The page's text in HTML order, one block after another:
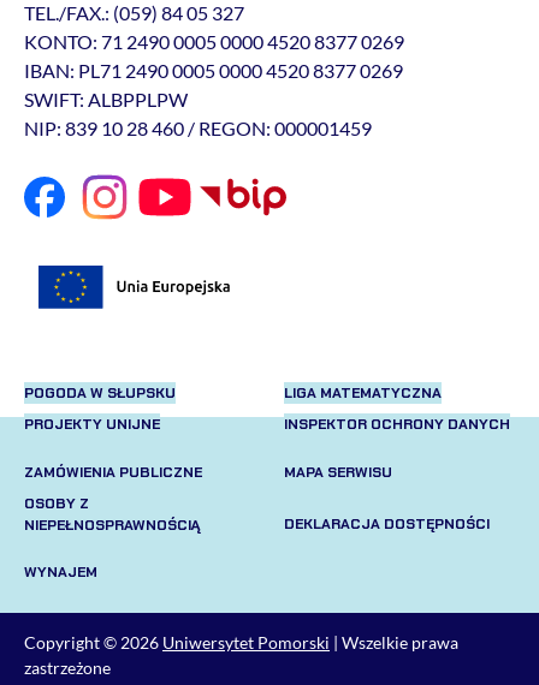
TEL./FAX.: (059) 84 05 327
KONTO: 71 2490 0005 0000 4520 8377 0269
IBAN: PL71 2490 0005 0000 4520 8377 0269
SWIFT: ALBPPLPW
NIP: 839 10 28 460 / REGON: 000001459
POGODA W SŁUPSKU
PROJEKTY UNIJNE
LIGA MATEMATYCZNA
INSPEKTOR OCHRONY DANYCH
ZAMÓWIENIA PUBLICZNE
OSOBY Z
NIEPEŁNOSPRAWNOŚCIĄ
MAPA SERWISU
DEKLARACJA DOSTĘPNOŚCI
WYNAJEM
Copyright © 2026 Uniwersytet Pomorski | Wszelkie prawa
zastrzeżone